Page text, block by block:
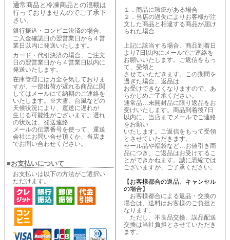
通常商品と冷凍商品との混載は
行っておりませんのでご了承下
さい。
銀行振込・コンビニ決済の場合、
ご入金確認日の翌営業日から４営
業日以内に発送いたします。
カード・代引決済の場合、ご注文
日の翌営業日から４営業日以内に
発送いたします。
在庫管理には万全を気しておりま
すが、一部出荷が遅れる商品に関
してはメールにて納期のご連絡を
いたします。※大雪、台風などの
天候状況により、運送に遅れが
生じる可能性がございます。遅れ
の状況は、発送連絡
メールの伝票番号を使って、運送
会社にお問い合せ頂くか、当店ま
でお問い合わせください。
■お支払いについて
お支払いは以下の方法がご選択い
ただけます。
１．商品に瑕疵がある場合
２．当店の過失によりお客様が注
文した商品と相違する商品が届け
られた場合
上記に該当する場合、商品到着日
より7日以内にメールでご連絡を
お願いいたします。ご返信をもっ
て、受領と
させていただきます。この期間を
過ぎた場合、返品は
お受けできなくなりますので、あ
らかじめご了承ください。
通常品…未開封品に限り返品をお
受けいたします。商品到着後7日
以内に、当店までメールでご連絡
をお願い
いたします。ご返信をもって受領
とさせていただきます。
セール品や福袋など…お値引き商
品につき、ご返品はお受けするこ
とができかねます。誠に恐縮では
ございますが、ご了承ください。
【お客様都合の返品、キャンセル
の場合】
お客様都合による返品・交換の
場合は、送料はお客様のご負担と
なります。
ただし、不良品交換、誤品配送
交換は当社負担とさせていただき
ます。